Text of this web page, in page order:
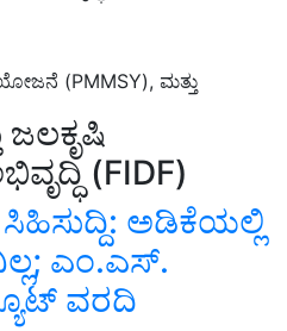
(PMMSY), ಮತ್ತು
ಜಲಕೃಷಿ
(FIDF)
ಅಡಿಕೆಯಲ್ಲಿ
ಎಂ.ಎಸ್.
ವರದಿ